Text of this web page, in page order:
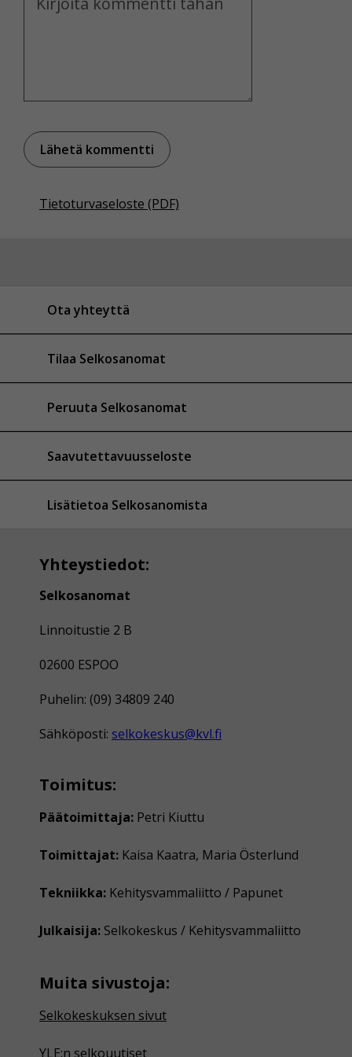
Tietoturvaseloste (PDF)
Ota yhteyttä
Tilaa Selkosanomat
Peruuta Selkosanomat
Saavutettavuusseloste
Lisätietoa Selkosanomista
Yhteystiedot:
Selkosanomat
Linnoitustie 2 B
02600 ESPOO
Puhelin: (09) 34809 240
Sähköposti: selkokeskus@kvl.fi
Toimitus:
Päätoimittaja: Petri Kiuttu
Toimittajat: Kaisa Kaatra, Maria Österlund
Tekniikka: Kehitysvammaliitto / Papunet
Julkaisija: Selkokeskus / Kehitysvammaliitto
Muita sivustoja:
Selkokeskuksen sivut
YLE:n selkouutiset
Voit valita, hyväksytkö näiden evästeiden käytön.